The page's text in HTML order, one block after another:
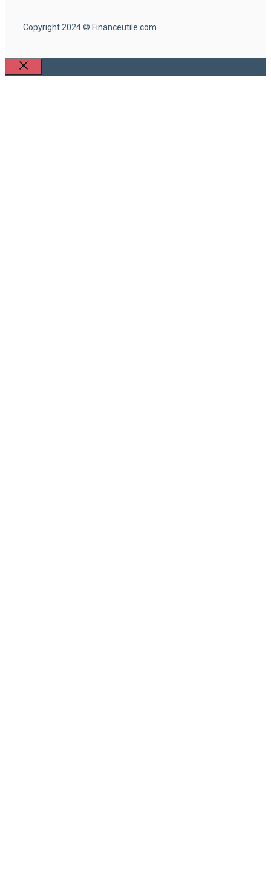
Copyright 2024 © Financeutile.com
Fermer